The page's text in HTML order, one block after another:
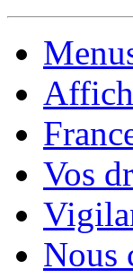
Vos
Nous